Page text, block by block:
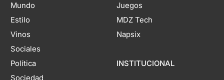
Mundo
Estilo
Vinos
Sociales
Política
Sociedad
Juegos
MDZ Tech
Napsix
INSTITUCIONAL